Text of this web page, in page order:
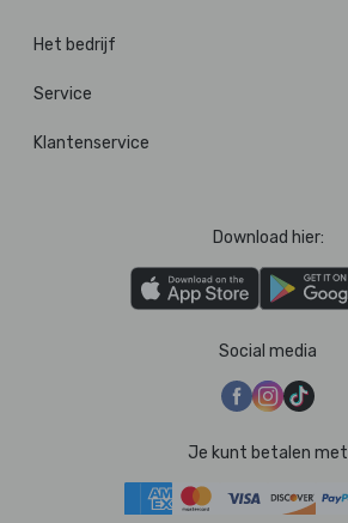
Het bedrijf
Service
Klantenservice
Download hier:
Social media
Je kunt betalen met